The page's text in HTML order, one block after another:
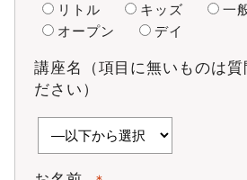
会員は退会または会員資格を喪失し
員証を当社に返還しなければなりま
第6条 譲渡及び名義変更
本スタジオの会員資格の譲渡及び本人
第7条 入会金、事務手数料
リトル キッズ
一
オープン
デイ
講座名（項目に無いものは質
ださい）